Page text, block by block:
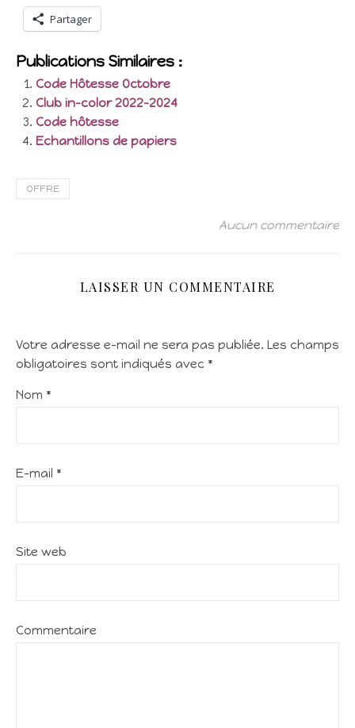
Partager
Publications Similaires :
Code Hôtesse Octobre
Club in-color 2022-2024
Code hôtesse
Echantillons de papiers
OFFRE
Aucun commentaire
LAISSER UN COMMENTAIRE
Votre adresse e-mail ne sera pas publiée. Les champs
obligatoires sont indiqués avec *
Nom *
E-mail *
Site web
Commentaire